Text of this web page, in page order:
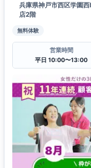
兵庫県神戸市西区学園
店2階
無料体験
営業時間
平日 10:00〜13:00